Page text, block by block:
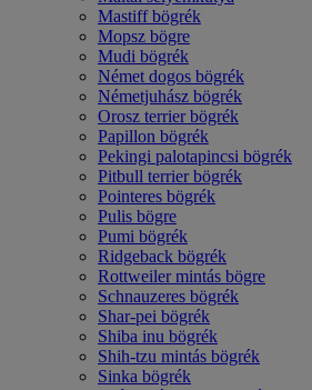
Mastiff bögrék
Mopsz bögre
Mudi bögrék
Német dogos bögrék
Németjuhász bögrék
Orosz terrier bögrék
Papillon bögrék
Pekingi palotapincsi bögrék
Pitbull terrier bögrék
Pointeres bögrék
Pulis bögre
Pumi bögrék
Ridgeback bögrék
Rottweiler mintás bögre
Schnauzeres bögrék
Shar-pei bögrék
Shiba inu bögrék
Shih-tzu mintás bögrék
Sinka bögrék